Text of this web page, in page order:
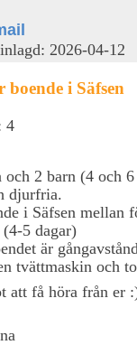
2026-04-12
boende i Säfsen
4
2 barn (4 och
djurfria.
i Säfsen mellan
5 dagar)
är
tvättmaskin och
att få höra från er